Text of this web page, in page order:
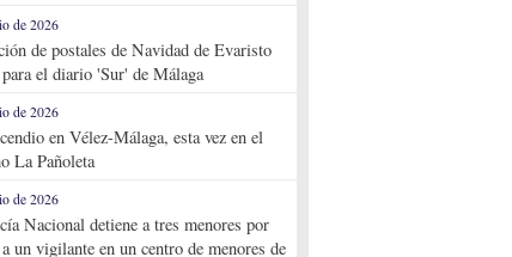
de 2026
de postales de Navidad de Evaristo
el diario 'Sur' de Málaga
de 2026
en Vélez-Málaga, esta vez en el
La Pañoleta
de 2026
Nacional detiene a tres menores por
un vigilante en un centro de menores de